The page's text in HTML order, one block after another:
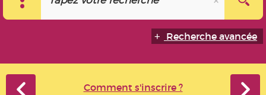
Recherche avancée
Comment s'inscrire ?